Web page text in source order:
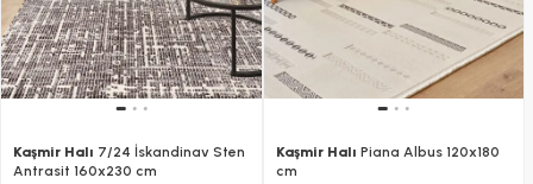
Kaşmir Halı 7/24 İskandinav Sten
Antrasit 160x230 cm
Kaşmir Halı Piana Albus 120x180
cm